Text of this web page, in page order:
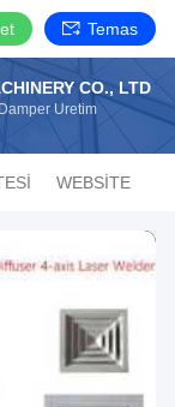
Temas
CO., LTD
Üretim
WEBSITE